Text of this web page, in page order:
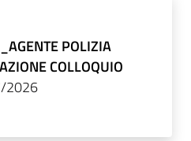
POLIZIA
COLLOQUIO
2026